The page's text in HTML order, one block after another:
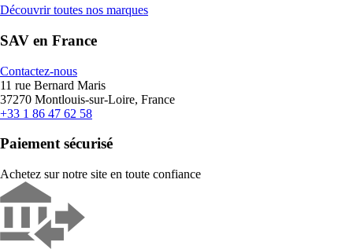
Découvrir toutes nos marques
SAV en France
Contactez-nous
11 rue Bernard Maris
37270 Montlouis-sur-Loire, France
+33 1 86 47 62 58
Paiement sécurisé
Achetez sur notre site en toute confiance